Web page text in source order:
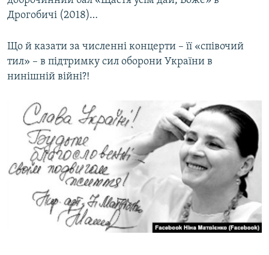
Дрогобичі (2018)…
Що й казати за численні концерти – її «співочий
тил» – в підтримку сил оборони України в
нинішній війні?!